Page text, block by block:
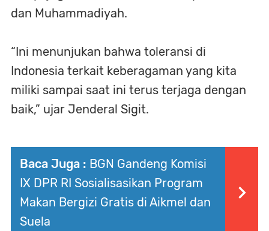
dan Muhammadiyah.
“Ini menunjukan bahwa toleransi di
Indonesia terkait keberagaman yang kita
miliki sampai saat ini terus terjaga dengan
baik,” ujar Jenderal Sigit.
Baca Juga : BGN Gandeng Komisi
IX DPR RI Sosialisasikan Program
Makan Bergizi Gratis di Aikmel dan
Suela